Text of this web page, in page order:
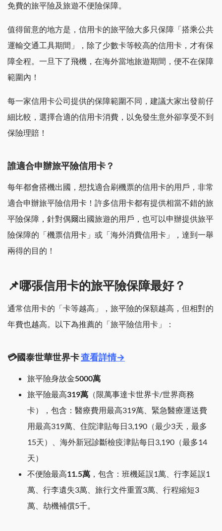
免費的旅平險及旅遊不便險保障。
值得留意的地方是，信用卡的旅平險大多只保障「搭乘公共
運輸交通工具期間」，除了少數卡等較高的信用卡，才有保
障全程。一旦下了飛機，在海外當地旅遊期間，便不在保障
範圍內！
每一家信用卡公司提供的保障範圍不同，建議大家出發前仔
細比較，選擇合適的信用卡消費，以免發生意外卻享受不到
保險理賠！
誰適合申辦旅平險信用卡？
每年都會搭機出國，想找適合刷機票的信用卡的用戶，非常
適合申辦旅平險信用卡！許多信用卡都有提供相當不錯的旅
平險保障，針對偶爾出國旅遊的用戶，也可以申辦提供旅平
險保障的「機票信用卡」或「海外消費信用卡」，達到一舉
兩得的目的！
📌哪張信用卡的旅平險保障最好？
通常信用卡的「卡等越高」，旅平險的保額越高，但相對的
年費也越高。以下為推薦的「旅平險信用卡」：
💳國泰世華世界卡查看詳情→
旅平險身故金5000萬
旅平險最高319萬 （限萬事達卡世界卡/世界商務
卡），包含：醫療費用最高319萬、緊急醫療運送費
用最高319萬、住院津貼每日3,190（最少3天，最多
15天）、海外新冠診斷檢疫津貼每日3,190（最多14
天）
不便險最高11.5萬 ，包含：班機延誤1萬、行李延誤1
萬、行李遺失3萬、旅行文件重置3萬、行程縮短3
萬、劫機補償5千。